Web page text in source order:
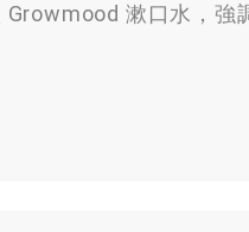
漱口水 ， 強